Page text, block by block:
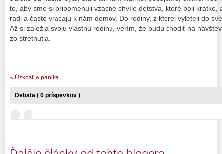
to, aby sme si pripomenuli vzácne chvíle detstva, ktoré boli krátke,
radi a často vracajú k nám domov. Do rodiny, z ktorej vyleteli do
Až si založia svoju vlastnú rodinu, verím, že budú chodiť na
zo stretnutia.
« Úzkosť a panika
Debata ( 0 príspevkov )